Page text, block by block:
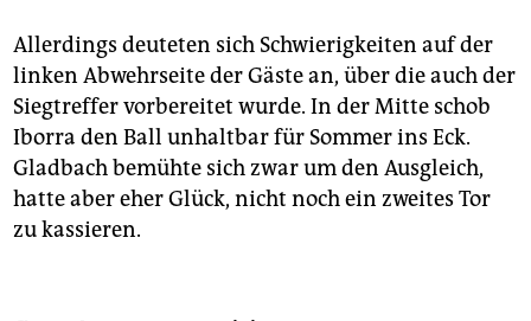
Allerdings deuteten sich Schwierigkeiten auf der
linken Abwehrseite der Gäste an, über die auch der
Siegtreffer vorbereitet wurde. In der Mitte schob
Iborra den Ball unhaltbar für Sommer ins Eck.
Gladbach bemühte sich zwar um den Ausgleich,
hatte aber eher Glück, nicht noch ein zweites Tor
zu kassieren.